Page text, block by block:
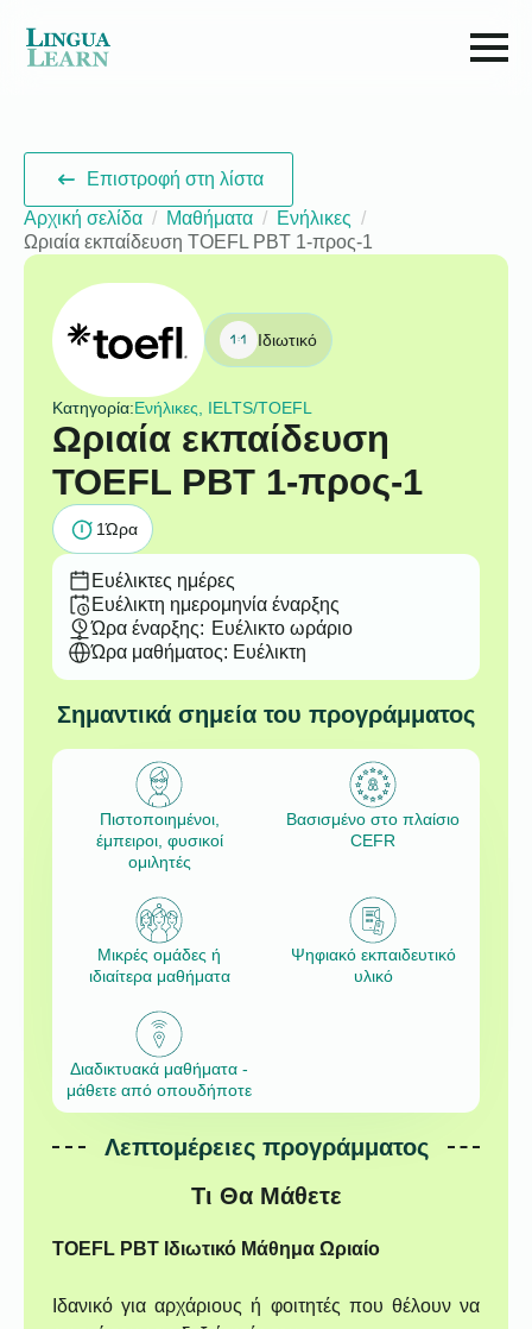
Επιστροφή στη λίστα
Αρχική σελίδα
Μαθήματα
Ενήλικες
Ωριαία εκπαίδευση TOEFL PBT 1-προς-1
Ιδιωτικό
Κατηγορία:Ενήλικες, IELTS/TOEFL
Ωριαία εκπαίδευση
TOEFL PBT 1-προς-1
1Ώρα
Ευέλικτες ημέρες
Ευέλικτη ημερομηνία έναρξης
Ώρα έναρξης: Ευέλικτο ωράριο
Ώρα μαθήματος: Ευέλικτη
Σημαντικά σημεία του προγράμματος
Πιστοποιημένοι,
έμπειροι, φυσικοί
ομιλητές
Βασισμένο στο πλαίσιο
CEFR
Μικρές ομάδες ή
ιδιαίτερα μαθήματα
Ψηφιακό εκπαιδευτικό
υλικό
Διαδικτυακά μαθήματα -
μάθετε από οπουδήποτε
Λεπτομέρειες προγράμματος
Τι Θα Μάθετε
TOEFL PBT Ιδιωτικό Μάθημα Ωριαίο
Ιδανικό για αρχάριους ή φοιτητές που θέλουν να